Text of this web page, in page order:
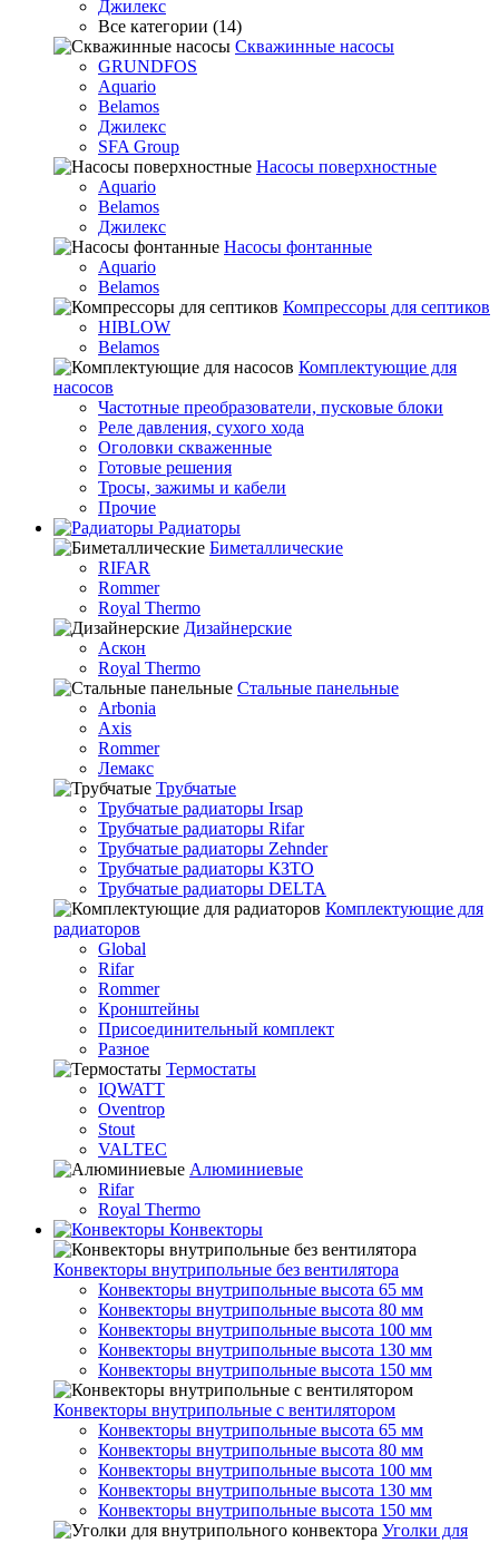
Джилекс
Все категории (14)
Скважинные насосы
GRUNDFOS
Aquario
Belamos
Джилекс
SFA Group
Насосы поверхностные
Aquario
Belamos
Джилекс
Насосы фонтанные
Aquario
Belamos
Компрессоры для септиков
HIBLOW
Belamos
Комплектующие для
насосов
Частотные преобразователи, пусковые блоки
Реле давления, сухого хода
Оголовки скваженные
Готовые решения
Тросы, зажимы и кабели
Прочие
Радиаторы
Биметаллические
RIFAR
Rommer
Royal Thermo
Дизайнерские
Аскон
Royal Thermo
Стальные панельные
Arbonia
Axis
Rommer
Лемакс
Трубчатые
Трубчатые радиаторы Irsap
Трубчатые радиаторы Rifar
Трубчатые радиаторы Zehnder
Трубчатые радиаторы КЗТО
Трубчатые радиаторы DELTA
Комплектующие для
радиаторов
Global
Rifar
Rommer
Кронштейны
Присоединительный комплект
Разное
Термостаты
IQWATT
Oventrop
Stout
VALTEC
Алюминиевые
Rifar
Royal Thermo
Конвекторы
Конвекторы внутрипольные без вентилятора
Конвекторы внутрипольные высота 65 мм
Конвекторы внутрипольные высота 80 мм
Конвекторы внутрипольные высота 100 мм
Конвекторы внутрипольные высота 130 мм
Конвекторы внутрипольные высота 150 мм
Конвекторы внутрипольные с вентилятором
Конвекторы внутрипольные высота 65 мм
Конвекторы внутрипольные высота 80 мм
Конвекторы внутрипольные высота 100 мм
Конвекторы внутрипольные высота 130 мм
Конвекторы внутрипольные высота 150 мм
Уголки для